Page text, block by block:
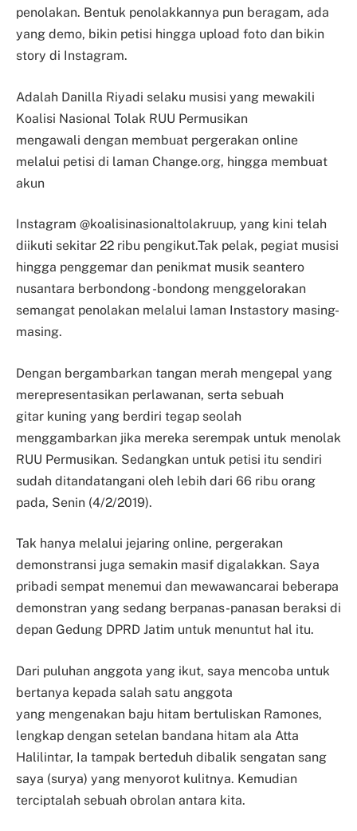
penolakan. Bentuk penolakkannya pun beragam, ada
yang demo, bikin petisi hingga upload foto dan bikin
story di Instagram.
Adalah Danilla Riyadi selaku musisi yang mewakili
Koalisi Nasional Tolak RUU Permusikan
mengawali dengan membuat pergerakan online
melalui petisi di laman Change.org, hingga membuat
akun
Instagram @koalisinasionaltolakruup, yang kini telah
diikuti sekitar 22 ribu pengikut.Tak pelak, pegiat musisi
hingga penggemar dan penikmat musik seantero
nusantara berbondong -bondong menggelorakan
semangat penolakan melalui laman Instastory masing-
masing.
Dengan bergambarkan tangan merah mengepal yang
merepresentasikan perlawanan, serta sebuah
gitar kuning yang berdiri tegap seolah
menggambarkan jika mereka serempak untuk menolak
RUU Permusikan. Sedangkan untuk petisi itu sendiri
sudah ditandatangani oleh lebih dari 66 ribu orang
pada, Senin (4/2/2019).
Tak hanya melalui jejaring online, pergerakan
demonstransi juga semakin masif digalakkan. Saya
pribadi sempat menemui dan mewawancarai beberapa
demonstran yang sedang berpanas-panasan beraksi di
depan Gedung DPRD Jatim untuk menuntut hal itu.
Dari puluhan anggota yang ikut, saya mencoba untuk
bertanya kepada salah satu anggota
yang mengenakan baju hitam bertuliskan Ramones,
lengkap dengan setelan bandana hitam ala Atta
Halilintar, Ia tampak berteduh dibalik sengatan sang
saya (surya) yang menyorot kulitnya. Kemudian
terciptalah sebuah obrolan antara kita.